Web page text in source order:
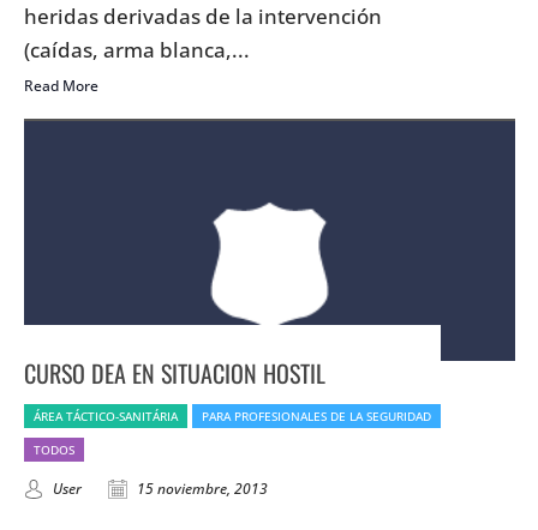
heridas derivadas de la intervención
(caídas, arma blanca,...
Read More
CURSO DEA EN SITUACION HOSTIL
ÁREA TÁCTICO-SANITÁRIA
PARA PROFESIONALES DE LA SEGURIDAD
TODOS
User 15 noviembre, 2013